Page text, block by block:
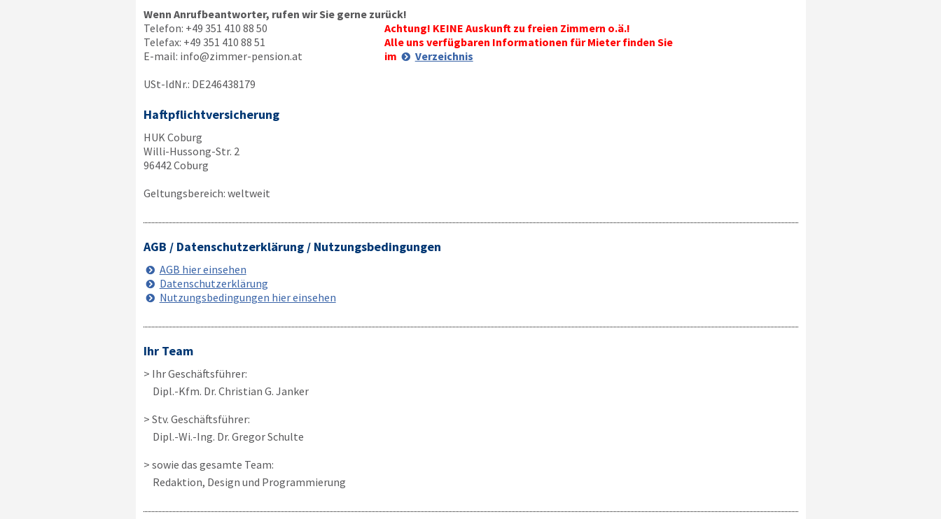
Wenn Anrufbeantworter, rufen wir Sie gerne zurück!
Telefon: +49 351 410 88 50
Telefax: +49 351 410 88 51
E-mail: info@zimmer-pension.at
USt-IdNr.: DE246438179
Achtung! KEINE Auskunft zu freien Zimmern o.ä.!
Alle uns verfügbaren Informationen für Mieter finden Sie
im
Verzeichnis
Haftpflichtversicherung
HUK Coburg
Willi-Hussong-Str. 2
96442 Coburg
Geltungsbereich: weltweit
AGB / Datenschutzerklärung / Nutzungsbedingungen
AGB hier einsehen
Datenschutzerklärung
Nutzungsbedingungen hier einsehen
Ihr Team
> Ihr Geschäftsführer:
Dipl.-Kfm. Dr. Christian G. Janker
> Stv. Geschäftsführer:
Dipl.-Wi.-Ing. Dr. Gregor Schulte
> sowie das gesamte Team:
Redaktion, Design und Programmierung